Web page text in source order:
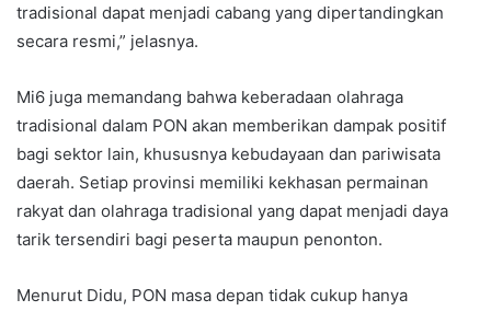
tradisional dapat menjadi cabang yang dipertandingkan
secara resmi,” jelasnya.
Mi6 juga memandang bahwa keberadaan olahraga
tradisional dalam PON akan memberikan dampak positif
bagi sektor lain, khususnya kebudayaan dan pariwisata
daerah. Setiap provinsi memiliki kekhasan permainan
rakyat dan olahraga tradisional yang dapat menjadi daya
tarik tersendiri bagi peserta maupun penonton.
Menurut Didu, PON masa depan tidak cukup hanya